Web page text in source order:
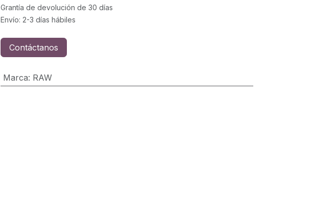
Grantía de devolución de 30 días
Envío: 2-3 días hábiles
Contáctanos
Marca: RAW